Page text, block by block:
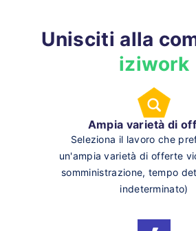
Unisciti alla
iziwork
Ampia varietà di
Seleziona il lavoro che
un'ampia varietà di offerte
somministrazione, tempo
indeterminato)